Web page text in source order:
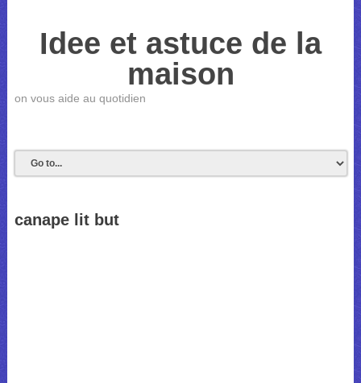
Idee et astuce de la
maison
on vous aide au quotidien
canape lit but